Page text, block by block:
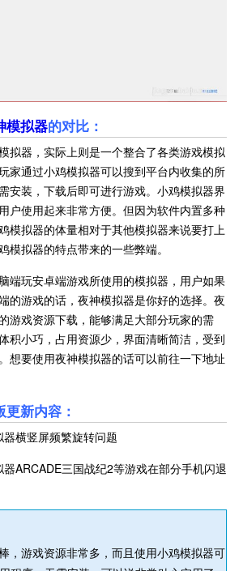
模拟器的对比：
拟器，实际上则是一个整合了各类游戏模拟
家通过小鸡模拟器可以搜到平台内收集的所
安装，下载后即可进行游戏。小鸡模拟器界
户使用起来非常方便。但因为软件内置多种
模拟器的体量相对于其他模拟器来说要打上
模拟器的特点带来的一些弊端。
端玩安卓端游戏所使用的模拟器，用户如果
的游戏的话，夜神模拟器是你好的选择。夜
游戏资源下载，能够满足大部分玩家的需
积小巧，占用资源少，界面清晰简洁，受到
想要使用夜神模拟器的话可以前往一下地址
新内容：
横竖屏频繁旋转问题
ARCADE三国战纪2等游戏在部分手机闪退
，游戏资源非常多，而且使用小鸡模拟器可